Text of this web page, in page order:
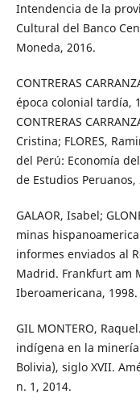
Intendencia de la
Cultural del Banco
Moneda, 2016.
CONTRERAS
época colonial tardía,
CONTRERAS
Cristina; FLORES,
del Perú: Economía
de Estudios
GALAOR, Isabel;
minas
informes enviados al
Madrid. Frankfurt am
Iberoamericana, 1998.
GIL MONTERO,
indígena en la
Bolivia), siglo XVII.
n. 1, 2014.